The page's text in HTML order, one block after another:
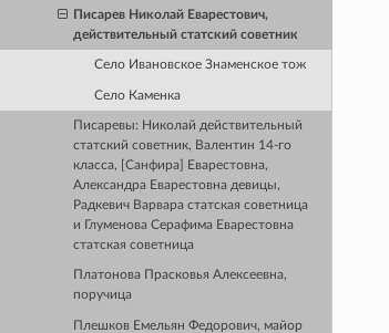
Писарев Николай Еварестович,
действительный статский советник
Село Ивановское Знаменское тож
Село Каменка
Писаревы: Николай действительный
статский советник, Валентин 14-го
класса, [Санфира] Еварестовна,
Александра Еварестовна девицы,
Радкевич Варвара статская советница
и Глуменова Серафима Еварестовна
статская советница
Платонова Прасковья Алексеевна,
поручица
Плешков Емельян Федорович, майор